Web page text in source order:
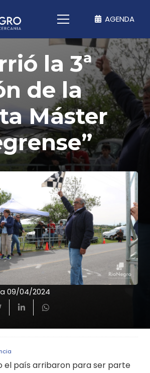
AGENDA
la 3ª
de la
Máster
09/04/2024
el país arribaron para ser parte